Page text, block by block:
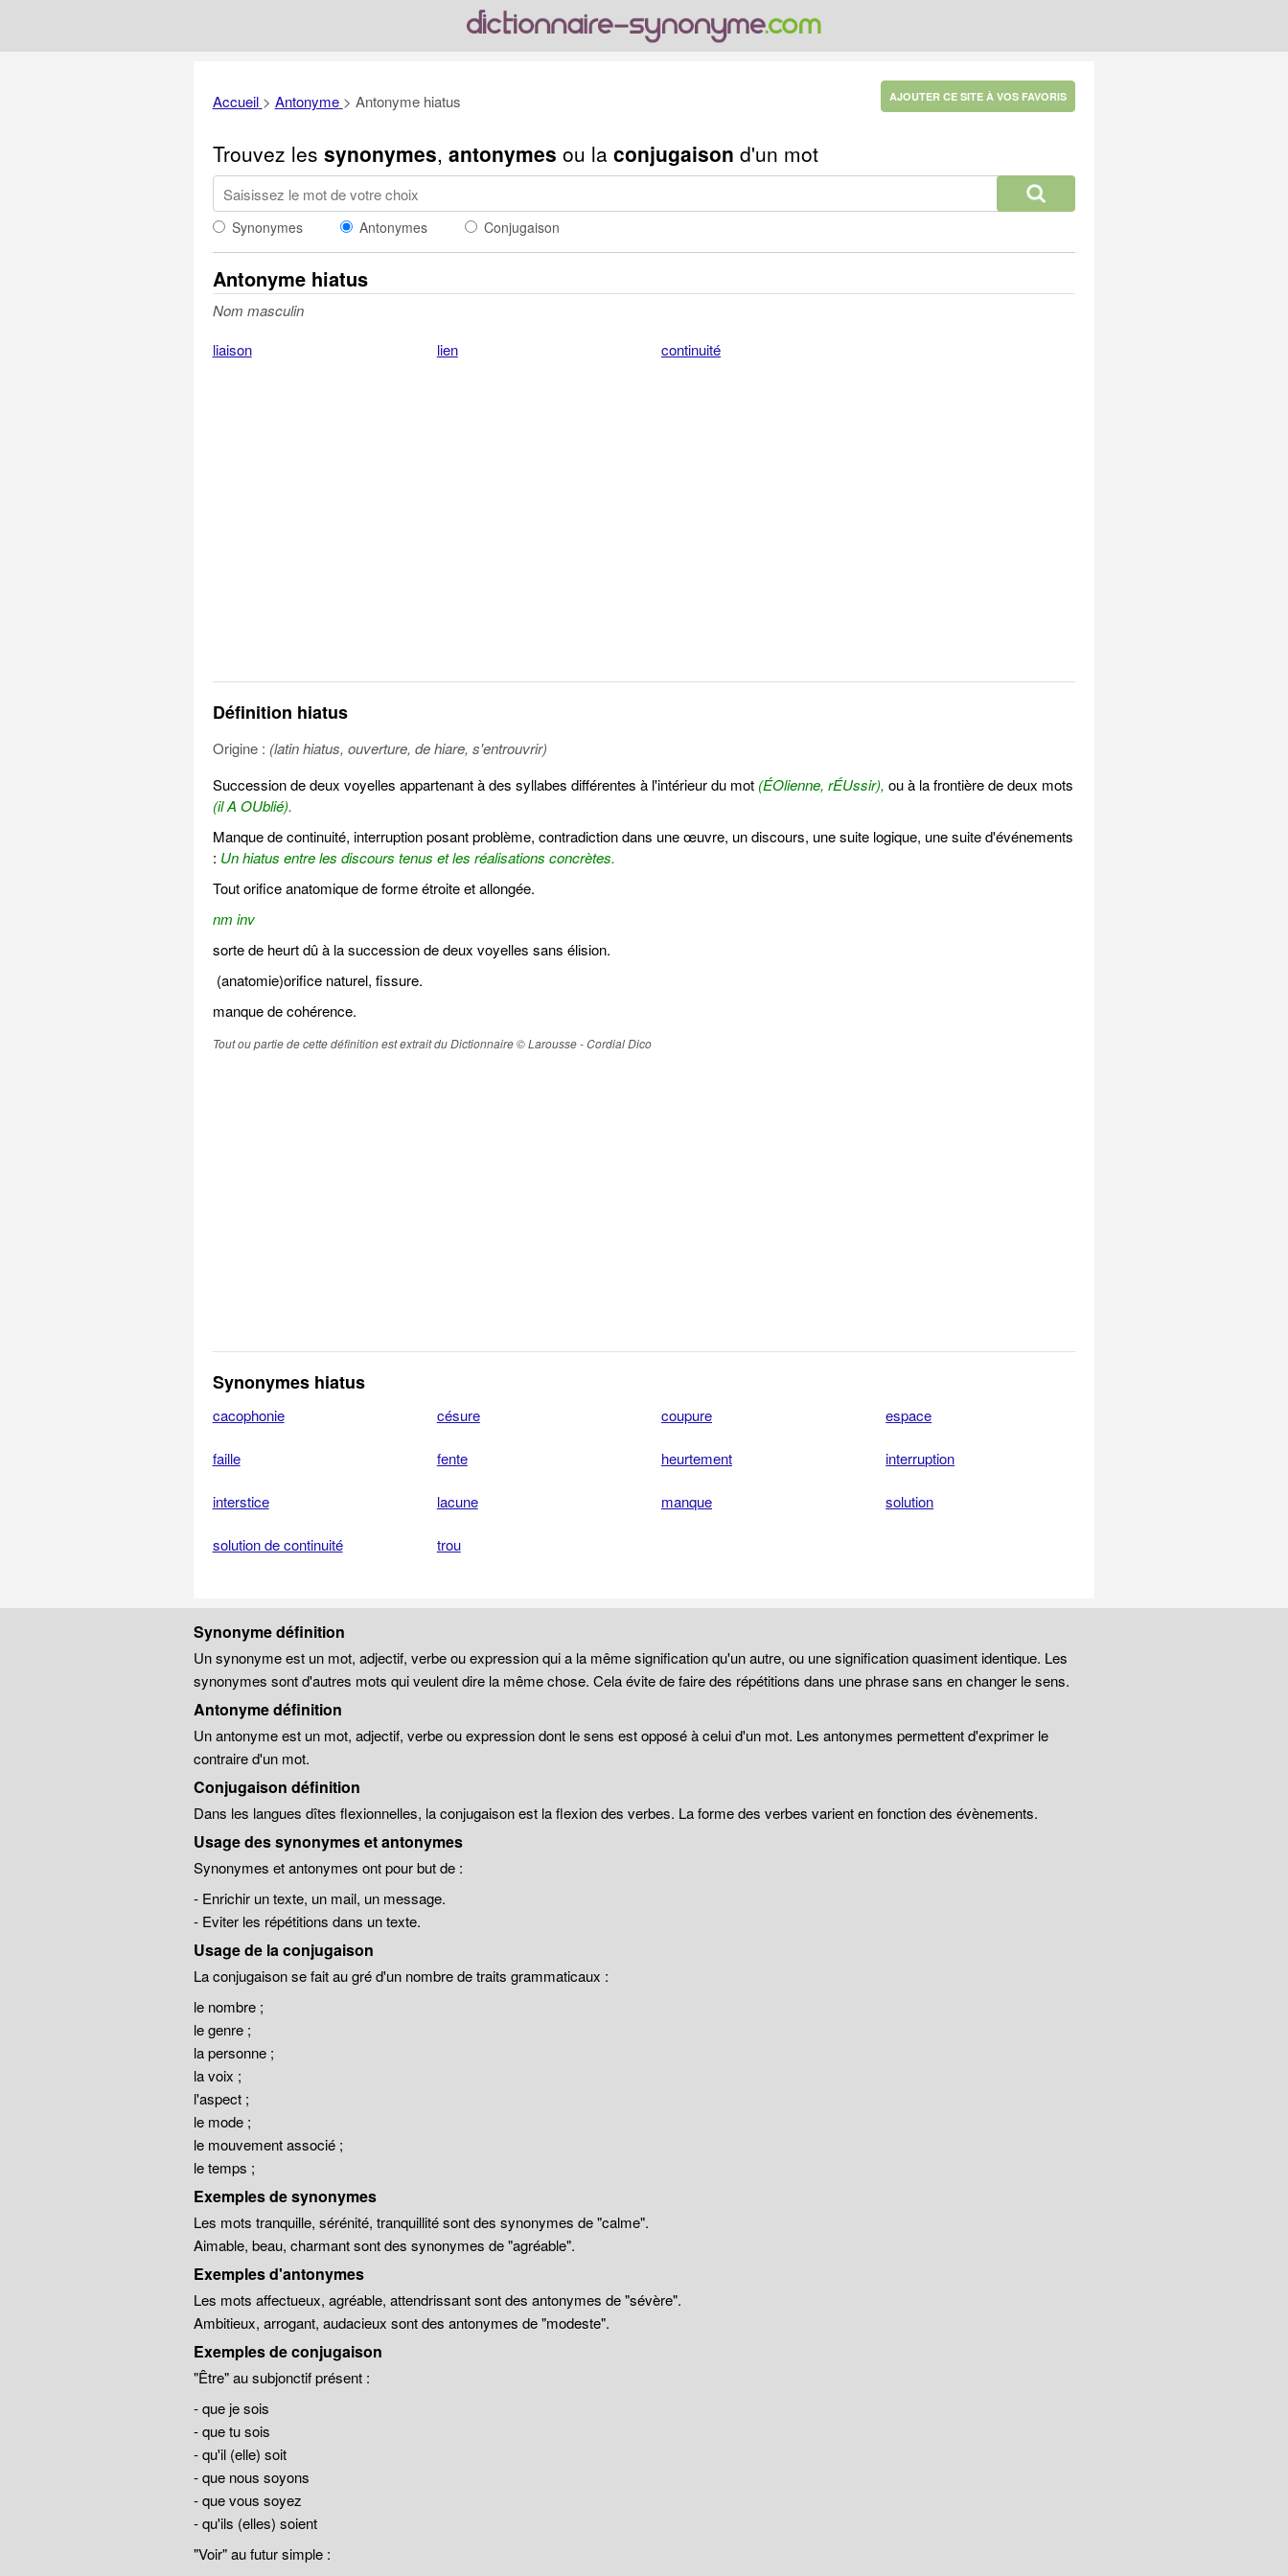
Accueil > Antonyme > Antonyme hiatus AJOUTER CE SITE À VOS FAVORIS
Trouvez les synonymes, antonymes ou la conjugaison d'un mot
Synonymes Antonymes Conjugaison
Antonyme hiatus
Nom masculin
liaison
lien continuité
Définition hiatus
Origine : (latin hiatus, ouverture, de hiare, s'entrouvrir)
Succession de deux voyelles appartenant à des syllabes différentes à l'intérieur du mot (ÉOlienne, rÉUssir), ou à la frontière de deux mots
(il A OUblié).
Manque de continuité, interruption posant problème, contradiction dans une œuvre, un discours, une suite logique, une suite d'événements
: Un hiatus entre les discours tenus et les réalisations concrètes.
Tout orifice anatomique de forme étroite et allongée.
nm inv
sorte de heurt dû à la succession de deux voyelles sans élision.
(anatomie)orifice naturel, fissure.
manque de cohérence.
Tout ou partie de cette définition est extrait du Dictionnaire © Larousse - Cordial Dico
Synonymes hiatus
cacophonie césure coupure espace
faille fente heurtement interruption
interstice lacune manque solution
solution de continuité trou
Synonyme définition
Un synonyme est un mot, adjectif, verbe ou expression qui a la même signification qu'un autre, ou une signification quasiment identique. Les
synonymes sont d'autres mots qui veulent dire la même chose. Cela évite de faire des répétitions dans une phrase sans en changer le sens.
Antonyme définition
Un antonyme est un mot, adjectif, verbe ou expression dont le sens est opposé à celui d'un mot. Les antonymes permettent d'exprimer le
contraire d'un mot.
Conjugaison définition
Dans les langues dîtes flexionnelles, la conjugaison est la flexion des verbes. La forme des verbes varient en fonction des évènements.
Usage des synonymes et antonymes
Synonymes et antonymes ont pour but de :
- Enrichir un texte, un mail, un message.
- Eviter les répétitions dans un texte.
Usage de la conjugaison
La conjugaison se fait au gré d'un nombre de traits grammaticaux :
le nombre ;
le genre ;
la personne ;
la voix ;
l'aspect ;
le mode ;
le mouvement associé ;
le temps ;
Exemples de synonymes
Les mots tranquille, sérénité, tranquillité sont des synonymes de "calme".
Aimable, beau, charmant sont des synonymes de "agréable".
Exemples d'antonymes
Les mots affectueux, agréable, attendrissant sont des antonymes de "sévère".
Ambitieux, arrogant, audacieux sont des antonymes de "modeste".
Exemples de conjugaison
"Être" au subjonctif présent :
- que je sois
- que tu sois
- qu'il (elle) soit
- que nous soyons
- que vous soyez
- qu'ils (elles) soient
"Voir" au futur simple :